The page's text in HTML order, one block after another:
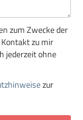
zum Zwecke der
zu mir
jederzeit ohne
zur